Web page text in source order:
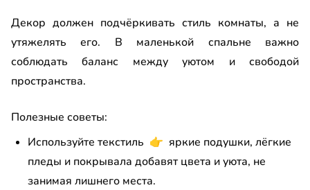
Декор должен подчёркивать стиль комнаты, а не
утяжелять его. В маленькой спальне важно
соблюдать баланс между уютом и свободой
пространства.
Полезные советы:
Используйте текстиль 👉 яркие подушки, лёгкие
пледы и покрывала добавят цвета и уюта, не
занимая лишнего места.